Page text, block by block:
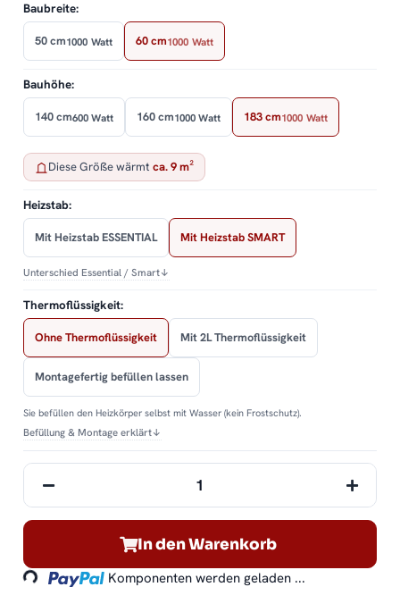
Baubreite:
50 cm1000 Watt 60 cm1000 Watt
Bauhöhe:
140 cm600 Watt 160 cm1000 Watt 183 cm1000 Watt
Diese Größe wärmt ca. 9 m²
Heizstab:
Mit Heizstab ESSENTIAL Mit Heizstab SMART
Unterschied Essential / Smart↓
Thermoflüssigkeit:
Ohne Thermoflüssigkeit Mit 2L Thermoflüssigkeit
Montagefertig befüllen lassen
Sie befüllen den Heizkörper selbst mit Wasser (kein Frostschutz).
Befüllung & Montage erklärt↓
In den Warenkorb
Loading... Komponenten werden geladen ...